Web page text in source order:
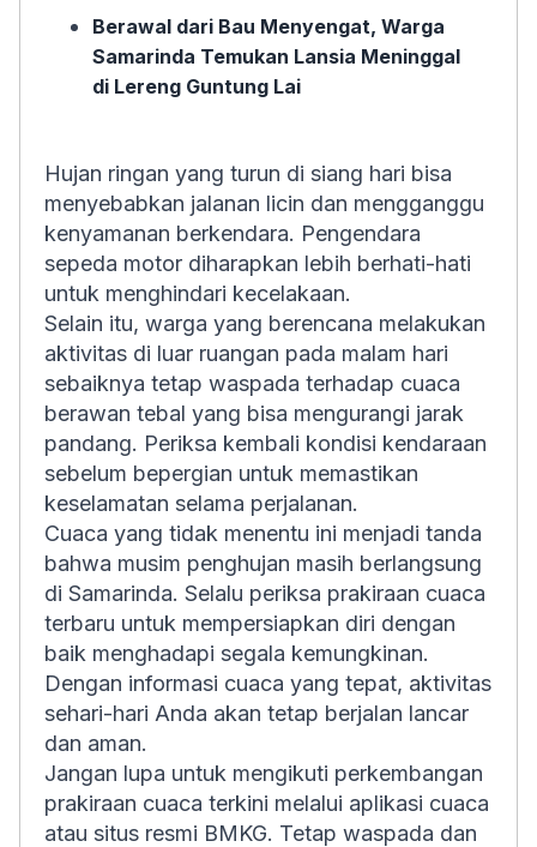
Berawal dari Bau Menyengat, Warga
Samarinda Temukan Lansia Meninggal
di Lereng Guntung Lai
Hujan ringan yang turun di siang hari bisa
menyebabkan jalanan licin dan mengganggu
kenyamanan berkendara. Pengendara
sepeda motor diharapkan lebih berhati-hati
untuk menghindari kecelakaan.
Selain itu, warga yang berencana melakukan
aktivitas di luar ruangan pada malam hari
sebaiknya tetap waspada terhadap cuaca
berawan tebal yang bisa mengurangi jarak
pandang. Periksa kembali kondisi kendaraan
sebelum bepergian untuk memastikan
keselamatan selama perjalanan.
Cuaca yang tidak menentu ini menjadi tanda
bahwa musim penghujan masih berlangsung
di Samarinda. Selalu periksa prakiraan cuaca
terbaru untuk mempersiapkan diri dengan
baik menghadapi segala kemungkinan.
Dengan informasi cuaca yang tepat, aktivitas
sehari-hari Anda akan tetap berjalan lancar
dan aman.
Jangan lupa untuk mengikuti perkembangan
prakiraan cuaca terkini melalui aplikasi cuaca
atau situs resmi BMKG. Tetap waspada dan